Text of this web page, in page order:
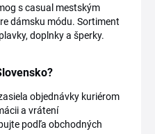
s casual mestským
dámsku módu. Sortiment
doplnky a šperky.
objednávky kuriérom
a vrátení
podľa obchodných